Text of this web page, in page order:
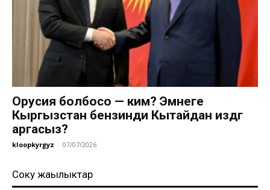
Орусия болбосо — ким? Эмнеге
Кыргызстан бензинди Кытайдан издөөгө
аргасыз?
kloopkyrgyz - 07/07/2026
Соңку жаңылыктар